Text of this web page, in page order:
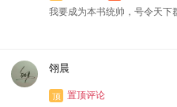
我要成为本书统帅，号令天下
翎晨
顶
置顶评论